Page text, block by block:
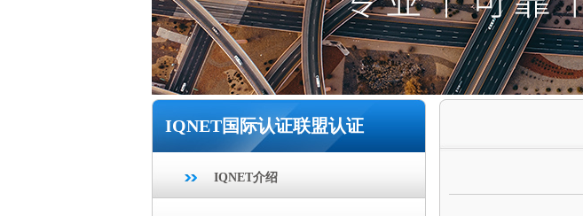
IQNET国际认证联盟认证
IQNET介绍